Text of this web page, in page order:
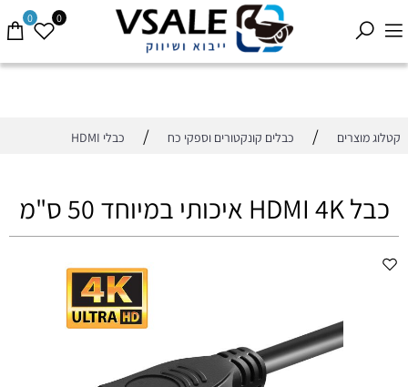
0 0
קטלוג מוצרים / כבלים קונקטורים וספקי כח / כבלי HDMI
כבל HDMI 4K איכותי במיוחד 50 ס"מ